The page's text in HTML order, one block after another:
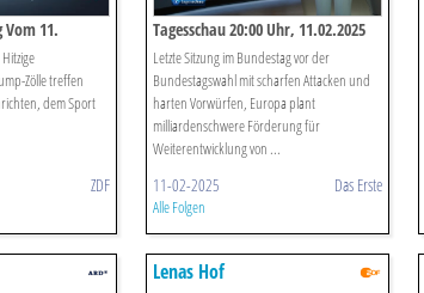
Vom 11.
Zölle treffen
dem Sport
ZDF
Tagesschau 20:00 Uhr, 11.02.2025
Letzte Sitzung im Bundestag vor der
Bundestagswahl mit scharfen Attacken und
harten Vorwürfen, Europa plant
milliardenschwere Förderung für
Weiterentwicklung von ...
11-02-2025 Das Erste
Alle Folgen
Lenas Hof